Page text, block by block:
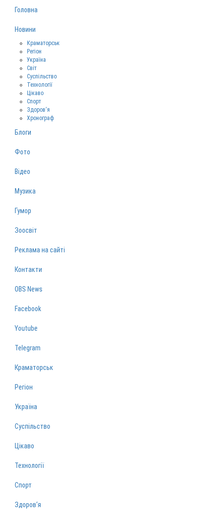
Головна
Новини
Краматорськ
Регіон
Україна
Світ
Суспільство
Технології
Цікаво
Спорт
Здоров‘я
Хронограф
Блоги
Фото
Відео
Музика
Гумор
Зоосвіт
Реклама на сайті
Контакти
OBS News
Facebook
Youtube
Telegram
Краматорськ
Регіон
Україна
Суспільство
Цікаво
Технології
Спорт
Здоров‘я